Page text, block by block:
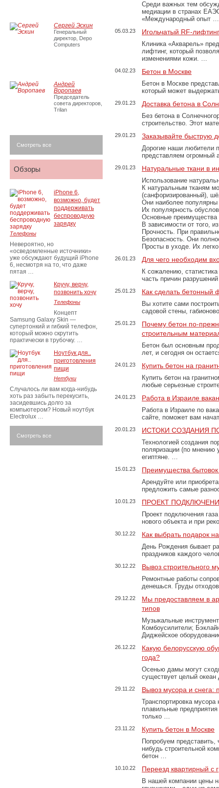
Среди важных тем
медиации в странах
«Международный опыт …
05.03.23 Игольчатый RF-
Клиника «Акварель»
лифтинг, который
изменениями кожи. …
04.02.23 Бетон в Москве
Бетон в Москве
который может
29.01.23 Доставка бетона в
Без бетона в
строительство. Этот
29.01.23 Заказывайте быструю
Дорогие наши любители
представляем огромный
29.01.23 Натуральные ткани в
Использование
К натуральным тканям
(санфоризированный),
Они наиболее популярны
Их популярность
Основные преимущества
В зависимости от того,
Прочность. При
Безопасность. Они
Просты в уходе. Их
26.01.23 Для чего необходим
К сожалению,
часть причин
25.01.23 Как сделать бетонный
Вы хотите сами
садовой стены,
25.01.23
Почему бетон по-
строительным
Бетон был основным
лет, и сегодня он
24.01.23 Купить бетон на
Купить бетон на
любые серьезные
24.01.23 Работа в Израиле
Работа в Израиле по
сайте, поможет вам
20.01.23 ИСТОКИ СОЗДАНИЯ
Технологией создания
поляризации (по
египтяне. …
15.01.23 Преимущества
Арендуйте или
предложить самые
10.01.23 ПРОЕКТ
Проект подключения
нового объекта и при
30.12.22 Как выбрать подарок
День Рождения бывает
праздников каждого
30.12.22 Вывоз строительного
Ремонтные работы
денешься. Груды
29.12.22
Мы предоставляем в
типов
Музыкальные
Комбоусилители;
Диджейское
26.12.22
Какую белорусскую
года?
Осенью дамы могут
существует целый
29.11.22 Вывоз мусора и
Транспортировка
плавильные
только …
23.11.22 Купить бетон в Москве
Попробуем представить,
нибудь строительной
бетон …
10.10.22 Переезд квартирный с
В нашей компании цены
Сергей Эскин
Генеральный
директор, Depo
Computers
Андрей
Воропаев
Председатель
совета директоров,
Trilan
Смотреть все
Обзоры
iPhone 6,
возможно, будет
поддерживать
беспроводную
зарядку
Телефоны
Невероятно, но
«осведомленные источники»
уже обсуждают будущий iPhone
6, несмотря на то, что даже
пятая …
Кручу, верчу,
позвонить хочу
Телефоны
Концепт
Samsung Galaxy Skin —
супертонкий и гибкий телефон,
который можно скрутить
практически в трубочку. …
Ноутбук для..
приготовления
пищи
Нетбуки
Случалось ли вам когда-нибудь
хоть раз забыть перекусить,
засидевшись долго за
компьютером? Новый ноутбук
Electrolux …
Смотреть все